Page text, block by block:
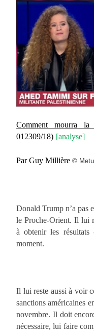
Comment mourra la
012309/18) [analyse]
Par Guy Millière © Me
Donald Trump n’a pas
le Proche-Orient. Il lui
à obtenir les résultats
moment.
Il lui reste aussi à voir
sanctions américaines
novembre. Il doit
nécessaire, lui faire